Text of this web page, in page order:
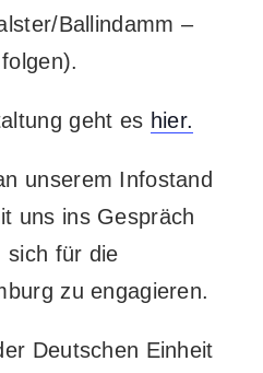
Ballindamm –
geht es hier.
unserem Infostand
uns ins Gespräch
sich für die
zu engagieren.
Deutschen Einheit